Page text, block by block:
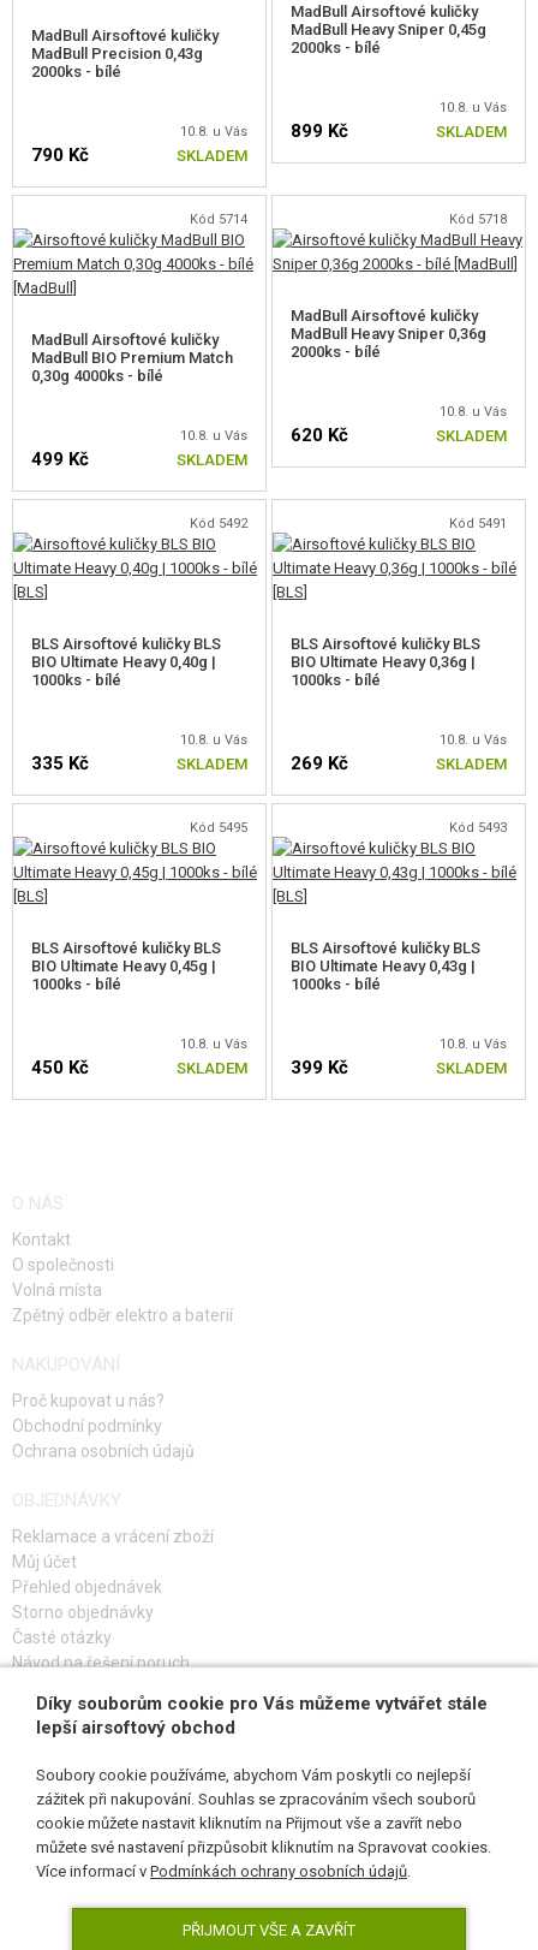
MadBull Airsoftové kuličky
MadBull Precision 0,43g
2000ks - bílé
10.8. u Vás
790 Kč SKLADEM
MadBull Airsoftové kuličky
MadBull Heavy Sniper 0,45g
2000ks - bílé
10.8. u Vás
899 Kč SKLADEM
Kód 5714
MadBull Airsoftové kuličky
MadBull BIO Premium Match
0,30g 4000ks - bílé
10.8. u Vás
499 Kč SKLADEM
Kód 5718
MadBull Airsoftové kuličky
MadBull Heavy Sniper 0,36g
2000ks - bílé
10.8. u Vás
620 Kč SKLADEM
Kód 5492
BLS Airsoftové kuličky BLS
BIO Ultimate Heavy 0,40g |
1000ks - bílé
10.8. u Vás
335 Kč SKLADEM
Kód 5491
BLS Airsoftové kuličky BLS
BIO Ultimate Heavy 0,36g |
1000ks - bílé
10.8. u Vás
269 Kč SKLADEM
Kód 5495
BLS Airsoftové kuličky BLS
BIO Ultimate Heavy 0,45g |
1000ks - bílé
10.8. u Vás
450 Kč SKLADEM
Kód 5493
BLS Airsoftové kuličky BLS
BIO Ultimate Heavy 0,43g |
1000ks - bílé
10.8. u Vás
399 Kč SKLADEM
O NÁS
Kontakt
O společnosti
Volná místa
Zpětný odběr elektro a baterií
NAKUPOVÁNÍ
Proč kupovat u nás?
Obchodní podmínky
Ochrana osobních údajů
OBJEDNÁVKY
Reklamace a vrácení zboží
Můj účet
Přehled objednávek
Storno objednávky
Časté otázky
Návod na řešení poruch
PŘIHLAŠ SE K ODBĚRU
SLEDUJ NÁS
Díky souborům cookie pro Vás můžeme vytvářet stále
lepší airsoftový obchod
Soubory cookie používáme, abychom Vám poskytli co nejlepší
zážitek při nakupování. Souhlas se zpracováním všech souborů
cookie můžete nastavit kliknutím na Přijmout vše a zavřít nebo
můžete své nastavení přizpůsobit kliknutím na Spravovat cookies.
Více informací v Podmínkách ochrany osobních údajů.
PŘIJMOUT VŠE A ZAVŘÍT